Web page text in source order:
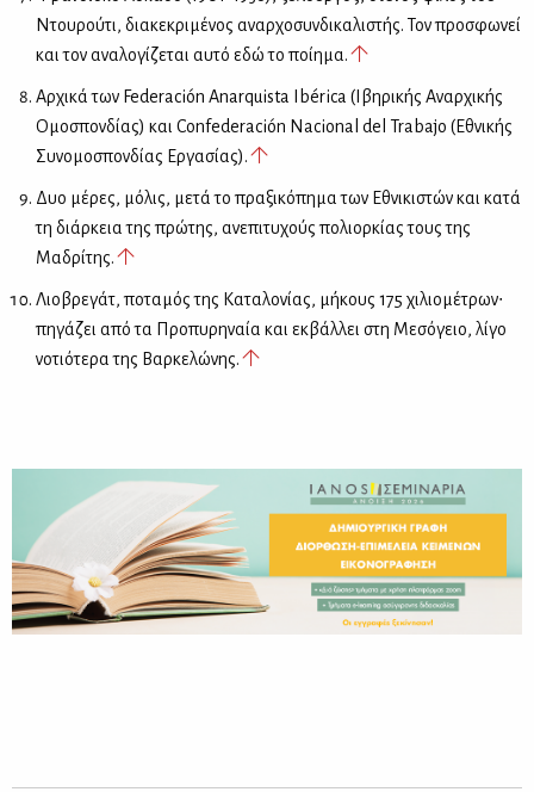
Ντουρούτι, διακεκριμένος αναρχοσυνδικαλιστής. Τον προσφωνεί
και τον αναλογίζεται αυτό εδώ το ποίημα.
Αρχικά των Federación Anarquista Ibérica (Ιβηρικής Αναρχικής
Ομοσπονδίας) και Confederación Nacional del Trabajo (Εθνικής
Συνομοσπονδίας Εργασίας).
Δυο μέρες, μόλις, μετά το πραξικόπημα των Εθνικιστών και κατά
τη διάρκεια της πρώτης, ανεπιτυχούς πολιορκίας τους της
Μαδρίτης.
Λιοβρεγάτ, ποταμός της Καταλονίας, μήκους 175 χιλιομέτρων∙
πηγάζει από τα Προπυρηναία και εκβάλλει στη Μεσόγειο, λίγο
νοτιότερα της Βαρκελώνης.